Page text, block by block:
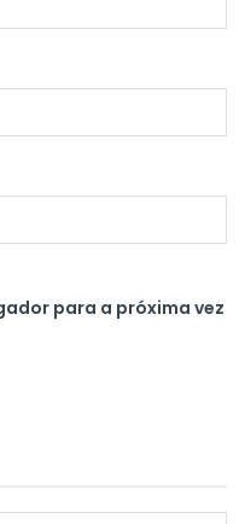
para a próxima vez